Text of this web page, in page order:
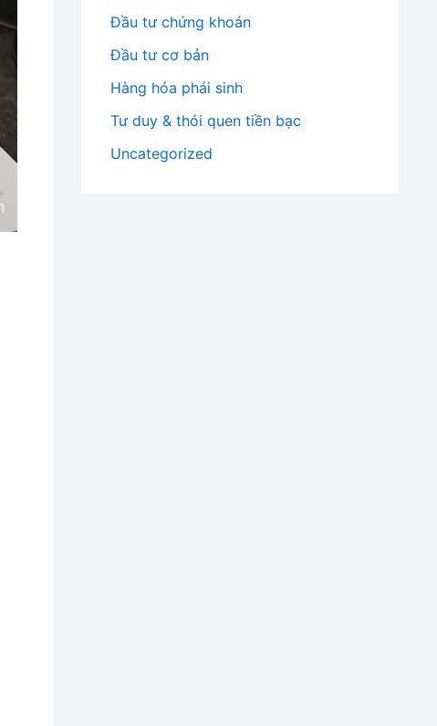
Đầu tư chứng khoán
Đầu tư cơ bản
Hàng hóa phái sinh
Tư duy & thói quen tiền bạc
Uncategorized